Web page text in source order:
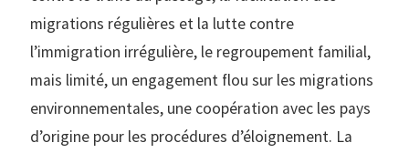
migrations régulières et la lutte contre
l’immigration irrégulière, le regroupement familial,
mais limité, un engagement flou sur les migrations
environnementales, une coopération avec les pays
d’origine pour les procédures d’éloignement. La